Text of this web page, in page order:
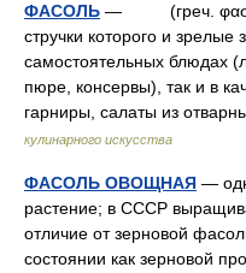
ФАСОЛЬ — (греч.
стручки которого и зрелые
самостоятельных блюдах
пюре, консервы), так и в
гарниры, салаты из
кулинарного искусства
ФАСОЛЬ ОВОЩНАЯ —
растение; в СССР
отличие от зерновой
состоянии как зерновой